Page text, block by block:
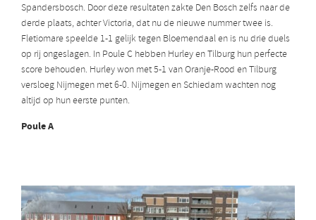
Spandersbosch. Door deze resultaten zakte Den Bosch zelfs naar de
derde plaats, achter Victoria, dat nu de nieuwe nummer twee is.
Fletiomare speelde 1-1 gelijk tegen Bloemendaal en is nu drie duels
op rij ongeslagen. In Poule C hebben Hurley en Tilburg hun perfecte
score behouden. Hurley won met 5-1 van Oranje-Rood en Tilburg
versloeg Nijmegen met 6-0. Nijmegen en Schiedam wachten nog
altijd op hun eerste punten.
Poule A